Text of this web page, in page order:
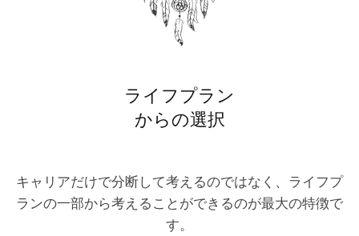
ライフプラン
からの選択
キャリアだけで分断して考えるのではなく、ライフプ
ランの一部から考えることができるのが最大の特徴で
す。